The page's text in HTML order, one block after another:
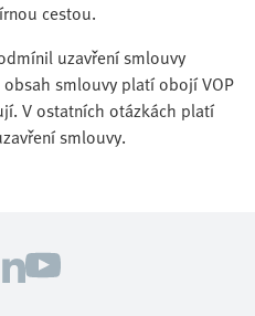
cestou.
uzavření smlouvy
smlouvy platí obojí VOP
V ostatních otázkách platí
smlouvy.